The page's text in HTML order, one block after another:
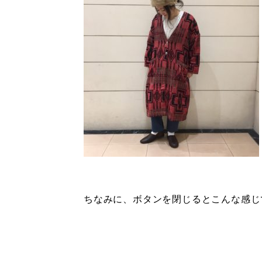
ちなみに、ボタンを閉じるとこんな感